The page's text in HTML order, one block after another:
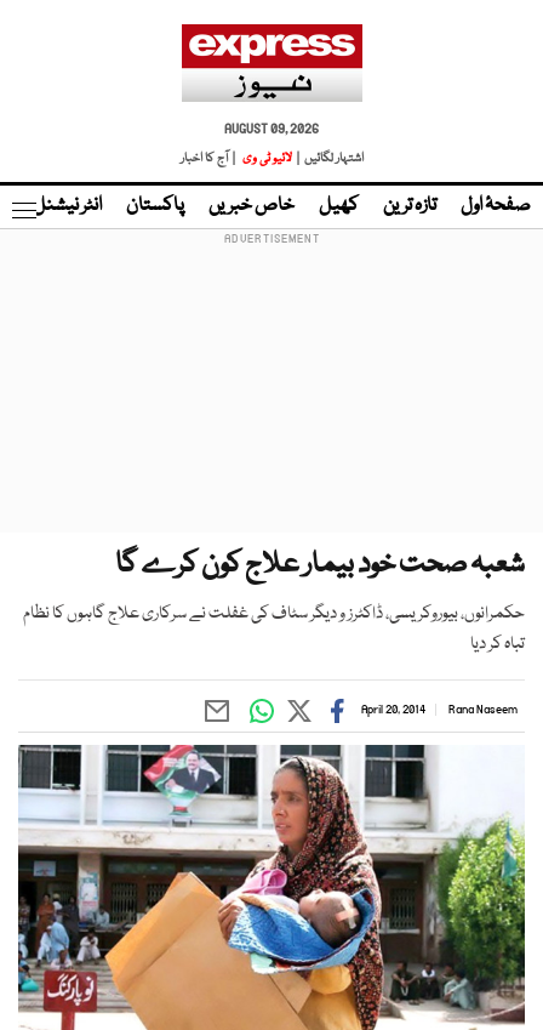
AUGUST 09, 2026
اشتہار لگائیں |
لائیو ٹی وی | آج کا اخبار
صفحۂ اول تازہ ترین کھیل خاص خبریں پاکستان انٹر نیشنل
شعبہ صحت خود بیمار علاج کون کرے گا
حکمرانوں، بیوروکریسی، ڈاکٹرز و دیگر سٹاف کی غفلت نے سرکاری علاج گاہوں کا نظام
تباہ کر دیا
Rana Naseem
April 20, 2014